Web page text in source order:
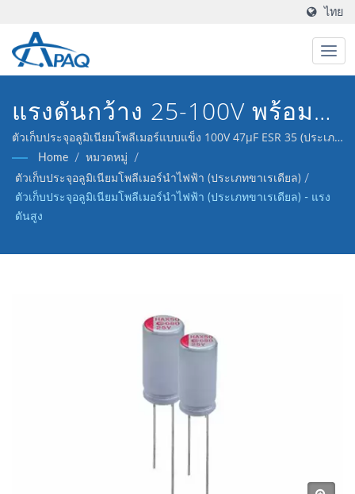
ไทย
แรงดันกว้าง 25-100V พร้อม
5000 ชั่วโมงที่ 105°C สำหรับ
การแปลงพลังงานแรงดันสูง
ตัวเก็บประจุอลูมิเนียมโพลีเมอร์แบบแข็ง 100V 47μF ESR 35 (ประเภท
ขาเรเดียล) ของเราออกแบบมาเพื่อตอบสนองต่อการแปลง DC-DC, ตัว
ควบคุมแรงดัน และการแยกสัญญาณ
Home / หมวดหมู่
/
ตัวเก็บประจุอลูมิเนียมโพลีเมอร์นำไฟฟ้า (ประเภทขาเรเดียล) /
ตัวเก็บประจุอลูมิเนียมโพลีเมอร์นำไฟฟ้า (ประเภทขาเรเดียล) - แรง
ดันสูง